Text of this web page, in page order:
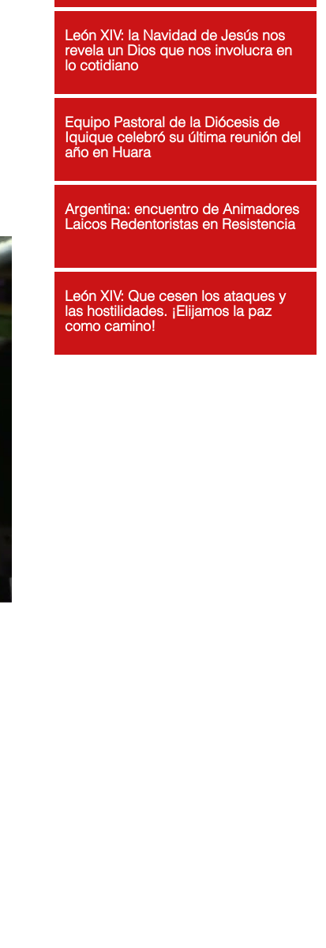
León XIV: la Navidad de Jesús nos
revela un Dios que nos involucra en
lo cotidiano
Equipo Pastoral de la Diócesis de
Iquique celebró su última reunión del
año en Huara
Argentina: encuentro de Animadores
Laicos Redentoristas en Resistencia
León XIV: Que cesen los ataques y
las hostilidades. ¡Elijamos la paz
como camino!